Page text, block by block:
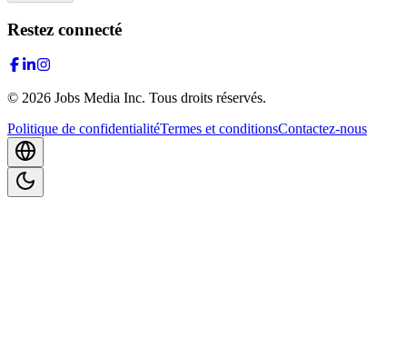
Restez connecté
© 2026 Jobs Media Inc. Tous droits réservés.
Politique de confidentialitéTermes et conditionsContactez-nous